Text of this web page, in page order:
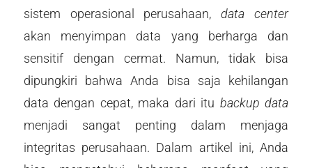
sistem operasional perusahaan,data center
akan menyimpan data yang berharga dan
sensitif dengan cermat. Namun, tidak bisa
dipungkiri bahwa Anda bisa saja kehilangan
data dengan cepat, maka dari itu backup data
menjadi sangat penting dalam menjaga
integritas perusahaan. Dalam artikel ini, Anda